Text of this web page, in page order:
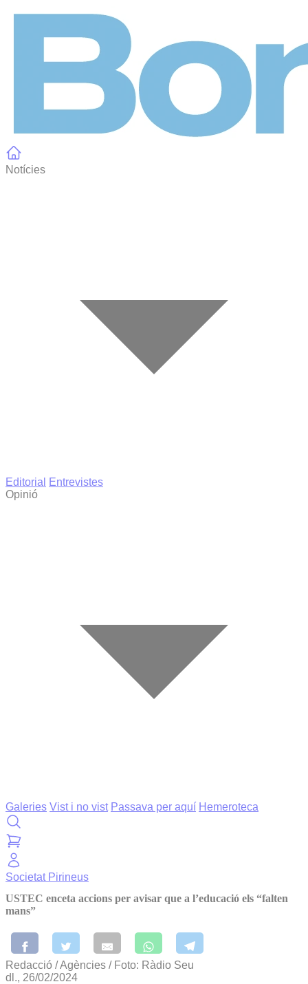
Notícies
Editorial
Entrevistes
Opinió
Galeries Vist i no vist Passava per aquí Hemeroteca
Societat Pirineus
USTEC enceta accions per avisar que a l’educació els “falten
mans”
Redacció / Agències / Foto: Ràdio Seu
dl., 26/02/2024